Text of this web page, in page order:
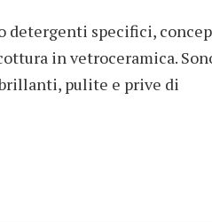
detergenti specifici,
in vetroceramica.
pulite e prive di